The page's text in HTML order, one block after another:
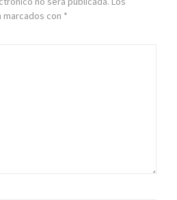
con *